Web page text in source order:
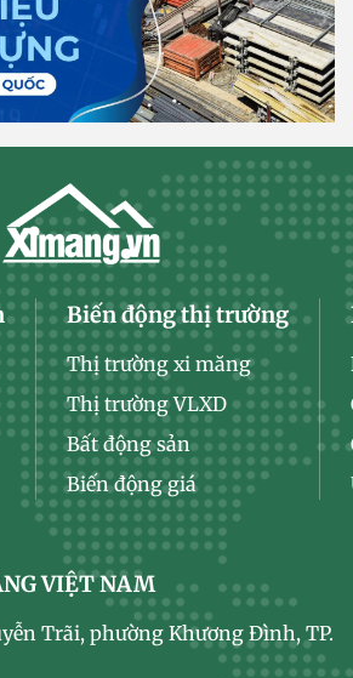
Biến động thị trường
Thị trường xi măng
Thị trường VLXD
Bất động sản
Biến động giá
VIỆT NAM
Trãi, phường Khương Đình, TP.